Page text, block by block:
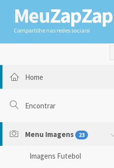
MeuZapZap
Compartilhe nas redes sociais!
Home
Encontrar
Menu Imagens 23
Imagens Futebol